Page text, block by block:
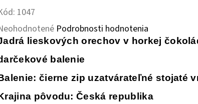
1047
Podrobnosti hodnotenia
lieskových orechov v horkej
balenie
čierne zip uzatvárateľné stojaté
pôvodu: Česká republika